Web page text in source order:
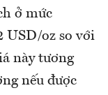
ở mức
USD/oz so với
này tương
nếu được